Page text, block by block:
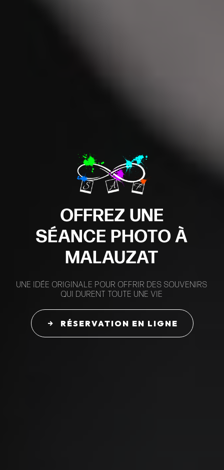
OFFREZ UNE
SÉANCE PHOTO À
MALAUZAT
UNE IDÉE ORIGINALE POUR OFFRIR DES SOUVENIRS
QUI DURENT TOUTE UNE VIE
RÉSERVATION EN LIGNE